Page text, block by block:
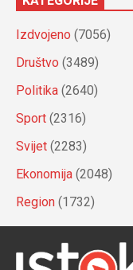
Izdvojeno (7056)
Društvo (3489)
Politika (2640)
Sport (2316)
Svijet (2283)
Ekonomija (2048)
Region (1732)